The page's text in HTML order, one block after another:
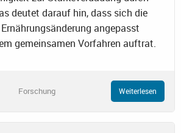
deutet darauf hin, dass sich die
angepasst
gemeinsamen Vorfahren auftrat.
Forschung Weiterlesen